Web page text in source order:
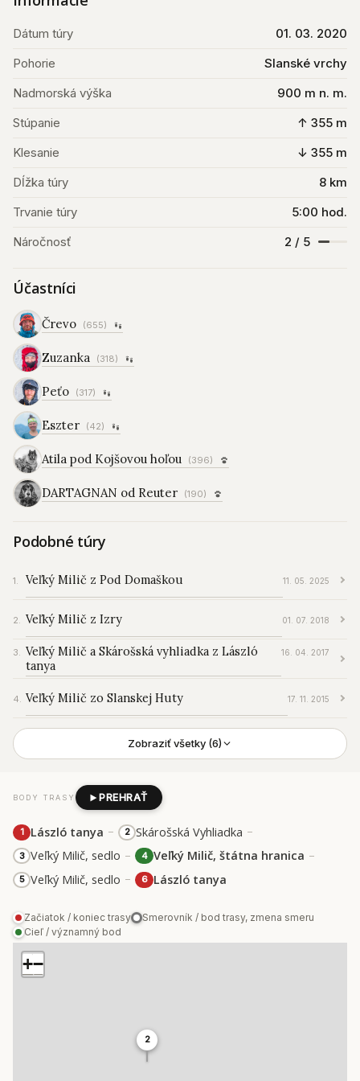
BODY TRASY PREHRAŤ
1 László tanya – 2 Skárošská Vyhliadka –
3 Veľký Milič, sedlo – 4 Veľký Milič, štátna hranica –
5 Veľký Milič, sedlo – 6 László tanya
Začiatok / koniec trasy
Smerovník / bod trasy, zmena smeru
Cieľ / významný bod
2
+−
Dátum túry
01. 03. 2020
Pohorie
Slanské vrchy
Nadmorská výška
900 m n. m.
Stúpanie
↑ 355 m
Klesanie
↓ 355 m
Dĺžka túry
8 km
Trvanie túry
5:00 hod.
Náročnosť
2 / 5
Účastníci
Črevo (655)
Zuzanka (318)
Peťo (317)
Eszter (42)
Atila pod Kojšovou hoľou (396)
DARTAGNAN od Reuter (190)
Podobné túry
Veľký Milič z Pod Domaškou 11. 05. 2025
Veľký Milič z Izry 01. 07. 2018
Veľký Milič a Skárošská vyhliadka z László
tanya
16. 04. 2017
Veľký Milič zo Slanskej Huty 17. 11. 2015
Zobraziť všetky (6)